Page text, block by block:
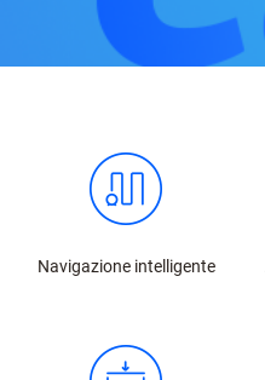
Navigazione intelligente